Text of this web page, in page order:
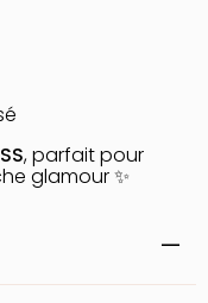
, parfait pour
glamour ✨